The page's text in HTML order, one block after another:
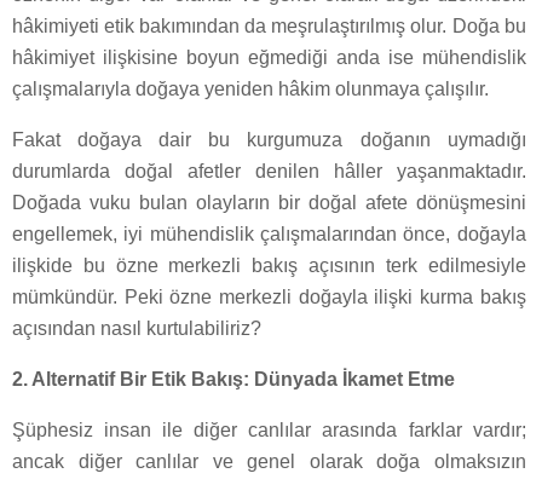
hâkimiyeti etik bakımından da meşrulaştırılmış olur. Doğa bu
hâkimiyet ilişkisine boyun eğmediği anda ise mühendislik
çalışmalarıyla doğaya yeniden hâkim olunmaya çalışılır.
Fakat doğaya dair bu kurgumuza doğanın uymadığı
durumlarda doğal afetler denilen hâller yaşanmaktadır.
Doğada vuku bulan olayların bir doğal afete dönüşmesini
engellemek, iyi mühendislik çalışmalarından önce, doğayla
ilişkide bu özne merkezli bakış açısının terk edilmesiyle
mümkündür. Peki özne merkezli doğayla ilişki kurma bakış
açısından nasıl kurtulabiliriz?
2. Alternatif Bir Etik Bakış: Dünyada İkamet Etme
Şüphesiz insan ile diğer canlılar arasında farklar vardır;
ancak diğer canlılar ve genel olarak doğa olmaksızın